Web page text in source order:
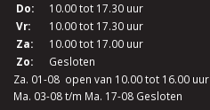
Do:
10.00 tot 17.30 uur
Vr:
10.00 tot 17.30 uur
Za:
10.00 tot 17.00 uur
Zo:
Gesloten
Za. 01-08 open van 10.00 tot 16.00 uur
Ma. 03-08 t/m Ma. 17-08 Gesloten